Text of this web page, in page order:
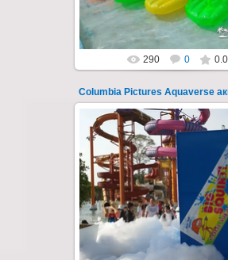
Thai-Online
290 0 0.0
23.10.2022
Columbia Pictures Aquaverse -
тематический аквапарк в
Открыт в октябре 2022
модернизации и смены...
Thai-Online